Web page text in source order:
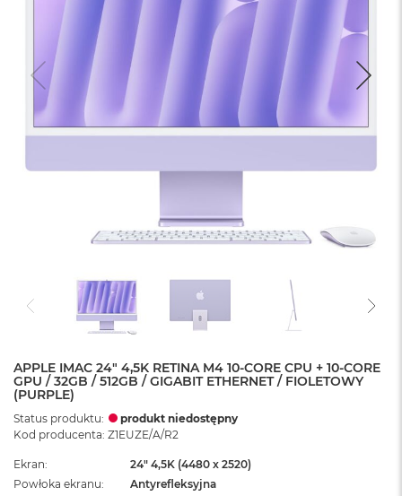
APPLE IMAC 24" 4,5K RETINA M4 10-CORE CPU + 10-CORE
GPU / 32GB / 512GB / GIGABIT ETHERNET / FIOLETOWY
(PURPLE)
Status produktu:
produkt niedostępny
Kod producenta: Z1EUZE/A/R2
Ekran
24" 4,5K (4480 x 2520)
Powłoka ekranu
Antyrefleksyjna